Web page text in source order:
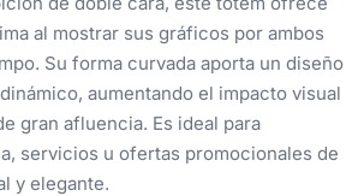
al mostrar sus gráficos por ambos
Su forma curvada aporta un diseño
aumentando el impacto visual
gran afluencia. Es ideal para
servicios u ofertas promocionales de
y elegante.